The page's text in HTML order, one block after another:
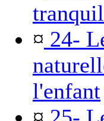
¤ 24-
l'enfant